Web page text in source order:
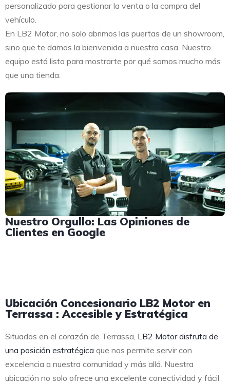
personalizado para gestionar la venta o la compra del
vehículo.
En LB2 Motor, no solo abrimos las puertas de un showroom,
sino que te damos la bienvenida a nuestra casa. Nuestro
equipo está listo para mostrarte por qué somos mucho más
que una tienda.
Nuestro Orgullo: Las Opiniones de
Clientes en Google
Ubicación Concesionario LB2 Motor en
Terrassa : Accesible y Estratégica
Situados en el corazón de Terrassa, LB2 Motor disfruta de
una posición estratégica que nos permite servir con
excelencia a nuestra comunidad y más allá. Nuestra
ubicación no solo ofrece una excelente conectividad y fácil